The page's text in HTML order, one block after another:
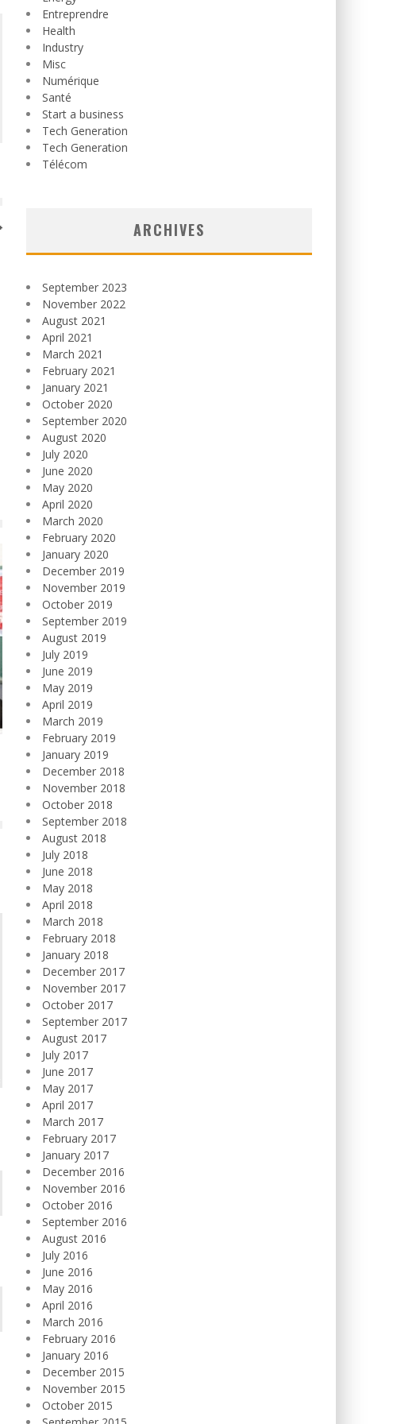
Entreprendre
Health
Industry
Misc
Numérique
Santé
Start a business
Tech Generation
Tech Generation
Télécom
ARCHIVES
September 2023
November 2022
August 2021
April 2021
March 2021
February 2021
January 2021
October 2020
September 2020
August 2020
July 2020
June 2020
May 2020
April 2020
March 2020
February 2020
January 2020
December 2019
November 2019
October 2019
September 2019
August 2019
July 2019
June 2019
May 2019
April 2019
March 2019
February 2019
January 2019
December 2018
November 2018
October 2018
September 2018
August 2018
July 2018
June 2018
May 2018
April 2018
March 2018
February 2018
January 2018
December 2017
November 2017
October 2017
September 2017
August 2017
July 2017
June 2017
May 2017
April 2017
March 2017
February 2017
January 2017
December 2016
November 2016
October 2016
September 2016
August 2016
July 2016
June 2016
May 2016
April 2016
March 2016
February 2016
January 2016
December 2015
November 2015
October 2015